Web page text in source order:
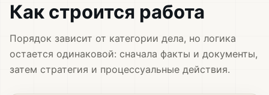
Как строится работа
Порядок зависит от категории дела, но логика
остается одинаковой: сначала факты и документы,
затем стратегия и процессуальные действия.